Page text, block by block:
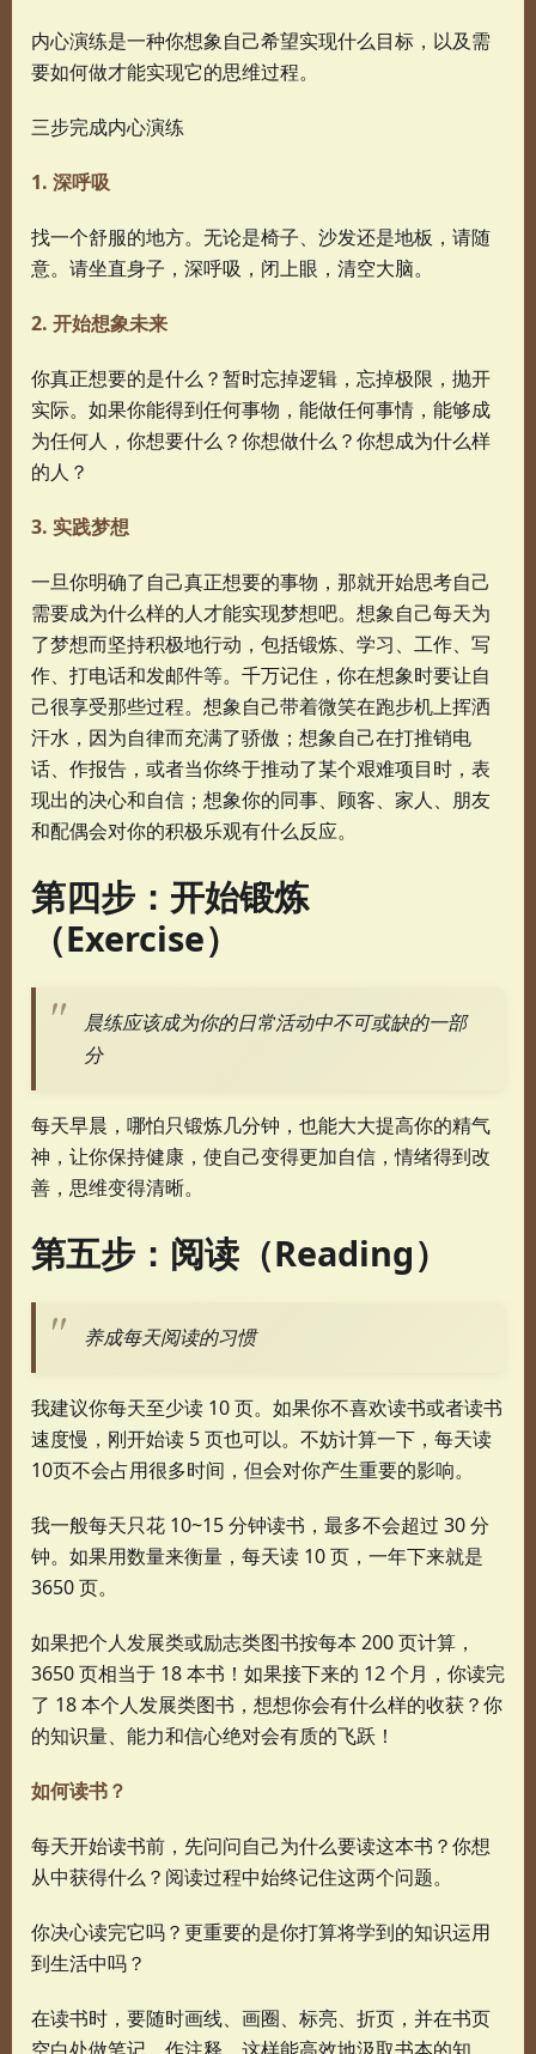
内心演练是一种你想象自己希望实现什么目标，以及需
要如何做才能实现它的思维过程。
三步完成内心演练
1. 深呼吸
找一个舒服的地方。无论是椅子、沙发还是地板，请随
意。请坐直身子，深呼吸，闭上眼，清空大脑。
2. 开始想象未来
你真正想要的是什么？暂时忘掉逻辑，忘掉极限，抛开
实际。如果你能得到任何事物，能做任何事情，能够成
为任何人，你想要什么？你想做什么？你想成为什么样
的人？
3. 实践梦想
一旦你明确了自己真正想要的事物，那就开始思考自己
需要成为什么样的人才能实现梦想吧。想象自己每天为
了梦想而坚持积极地行动，包括锻炼、学习、工作、写
作、打电话和发邮件等。千万记住，你在想象时要让自
己很享受那些过程。想象自己带着微笑在跑步机上挥洒
汗水，因为自律而充满了骄傲；想象自己在打推销电
话、作报告，或者当你终于推动了某个艰难项目时，表
现出的决心和自信；想象你的同事、顾客、家人、朋友
和配偶会对你的积极乐观有什么反应。
第四步：开始锻炼
（Exercise）
晨练应该成为你的日常活动中不可或缺的一部
分
每天早晨，哪怕只锻炼几分钟，也能大大提高你的精气
神，让你保持健康，使自己变得更加自信，情绪得到改
善，思维变得清晰。
第五步：阅读（Reading）
养成每天阅读的习惯
我建议你每天至少读 10 页。如果你不喜欢读书或者读书
速度慢，刚开始读 5 页也可以。不妨计算一下，每天读
10页不会占用很多时间，但会对你产生重要的影响。
我一般每天只花 10~15 分钟读书，最多不会超过 30 分
钟。如果用数量来衡量，每天读 10 页，一年下来就是
3650 页。
如果把个人发展类或励志类图书按每本 200 页计算，
3650 页相当于 18 本书！如果接下来的 12 个月，你读完
了 18 本个人发展类图书，想想你会有什么样的收获？你
的知识量、能力和信心绝对会有质的飞跃！
如何读书？
每天开始读书前，先问问自己为什么要读这本书？你想
从中获得什么？阅读过程中始终记住这两个问题。
你决心读完它吗？更重要的是你打算将学到的知识运用
到生活中吗？
在读书时，要随时画线、画圈、标亮、折页，并在书页